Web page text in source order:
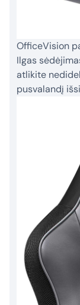
OfficeVision
Ilgas
atlikite
pusvalandį